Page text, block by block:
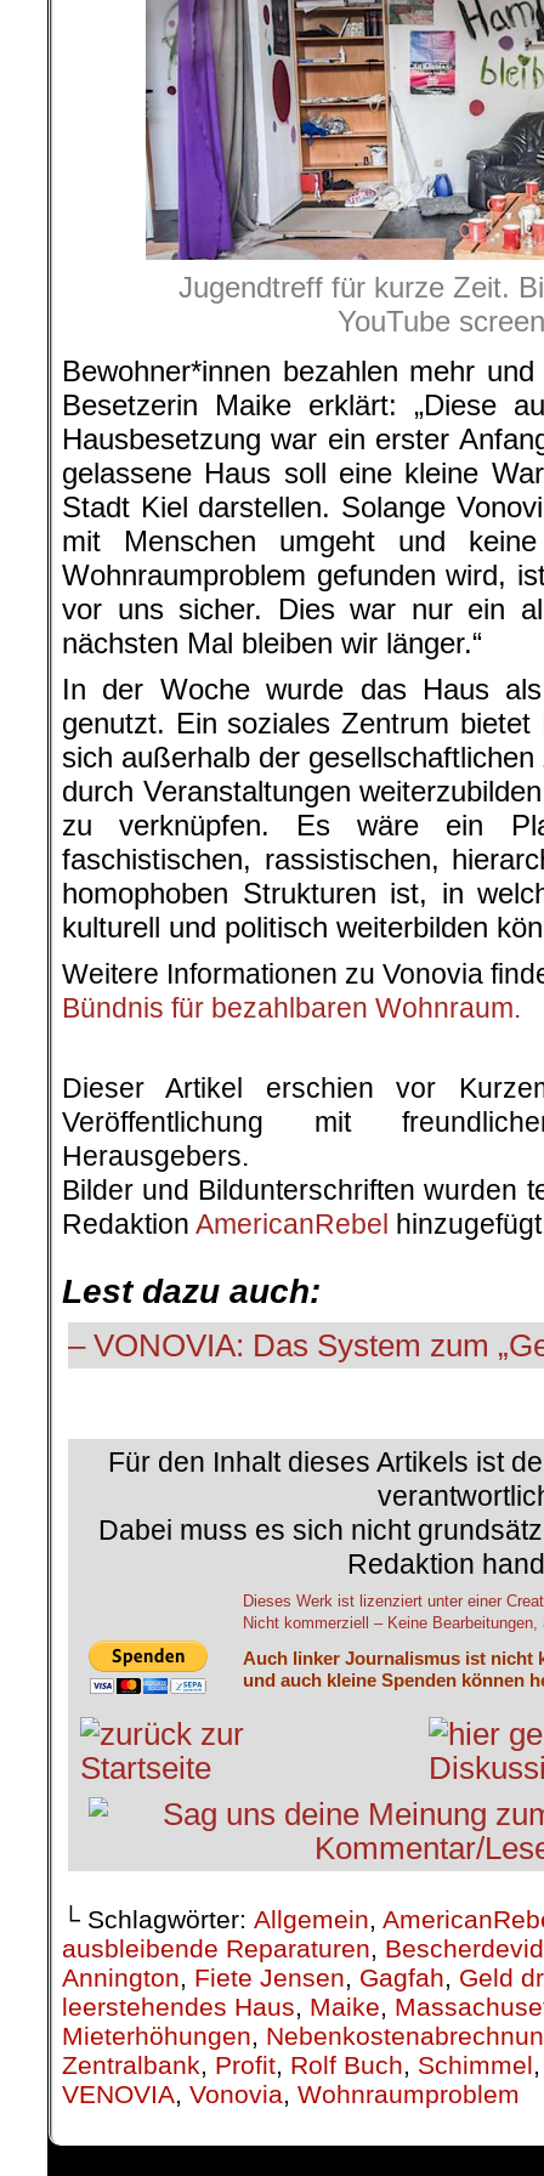
Jugendtreff für kurze Zeit.
YouTube
Bewohner*innen bezahlen mehr
Besetzerin Maike erklärt: „Diese
Hausbesetzung war ein erster
gelassene Haus soll eine kleine
Stadt Kiel darstellen. Solange
mit Menschen umgeht und
Wohnraumproblem gefunden wird,
vor uns sicher. Dies war nur ein
nächsten Mal bleiben wir länger.“
In der Woche wurde das Haus
genutzt. Ein soziales Zentrum bietet
sich außerhalb der
durch Veranstaltungen
zu verknüpfen. Es wäre ein
faschistischen, rassistischen,
homophoben Strukturen ist, in
kulturell und politisch weiterbilden
Weitere Informationen zu Vonovia
Bündnis für bezahlbaren Wohnraum.
Dieser Artikel erschien vor
Veröffentlichung mit
Herausgebers.
Bilder und Bildunterschriften wurden
Redaktion AmericanRebel
Lest dazu auch:
– VONOVIA: Das System zum
Für den Inhalt dieses Artikels ist
Dabei muss es sich nicht
Redaktion
Dieses Werk ist lizenziert unter einer
Nicht kommerziell – Keine
Auch linker Journalismus ist nicht
und auch kleine Spenden können
└ Schlagwörter: Allgemein,
ausbleibende Reparaturen,
Annington, Fiete Jensen, Gagfah, Geld
leerstehendes Haus, Maike,
Mieterhöhungen,
Zentralbank, Profit, Rolf Buch, Schimmel
VENOVIA, Vonovia, Wohnraumproblem